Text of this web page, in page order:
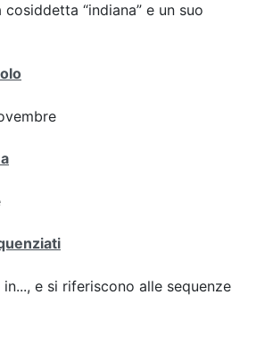
“indiana” e un suo
e si riferiscono alle sequenze